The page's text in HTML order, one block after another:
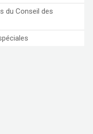
du Conseil des